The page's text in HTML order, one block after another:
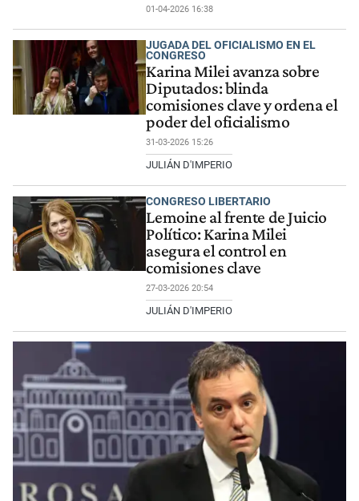
01-04-2026 16:38
JUGADA DEL OFICIALISMO EN EL
CONGRESO
Karina Milei avanza sobre
Diputados: blinda
comisiones clave y ordena el
poder del oficialismo
31-03-2026 15:26
JULIÁN D'IMPERIO
CONGRESO LIBERTARIO
Lemoine al frente de Juicio
Político: Karina Milei
asegura el control en
comisiones clave
27-03-2026 20:54
JULIÁN D'IMPERIO